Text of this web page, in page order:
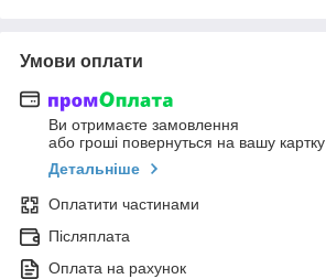
Умови оплати
Ви отримаєте замовлення
або гроші повернуться на вашу картку
Детальніше
Оплатити частинами
Післяплата
Оплата на рахунок